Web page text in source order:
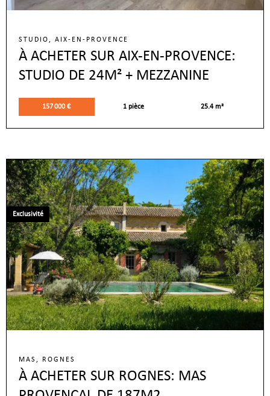
STUDIO, AIX-EN-PROVENCE
À ACHETER SUR AIX-EN-PROVENCE:
STUDIO DE 24M² + MEZZANINE
157 000 € 1 pièce 25.4 m²
MAS, ROGNES
À ACHETER SUR ROGNES: MAS
Exclusivité